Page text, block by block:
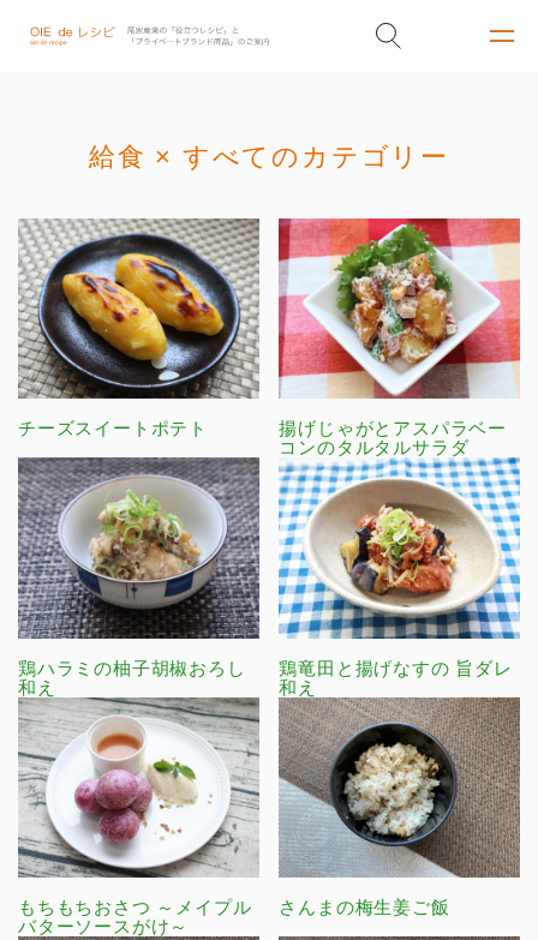
給食 × すべてのカテゴリー
チーズスイートポテト
揚げじゃがとアスパラベー
コンのタルタルサラダ
鶏ハラミの柚子胡椒おろし
和え
鶏竜田と揚げなすの 旨ダレ
和え
もちもちおさつ ～メイプル
バターソースがけ～
さんまの梅生姜ご飯